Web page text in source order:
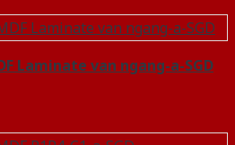
Laminate van ngang-a-SGD